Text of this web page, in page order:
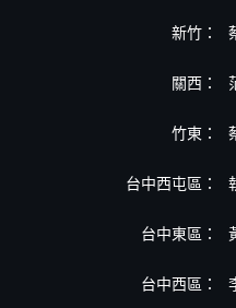
新竹：
關西：
竹東：
台中西屯區：
台中東區：
台中西區：